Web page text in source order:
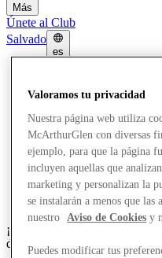
Más
Únete al Club
Salvado
es
Ofertas
Comer y beber
¿Qué pasa?
Servicios
Tarjetas regalo
Más
¡Crazy Days, acceso
del Club!
Únete ahora
Valoramos tu privacidad
Nuestra página web utiliza
McArthurGlen con diversas
ejemplo, para que la página
incluyen aquellas que
marketing y personalizan la
se instalarán a menos que
nuestro
Aviso de Cookies y
Puedes modificar tus